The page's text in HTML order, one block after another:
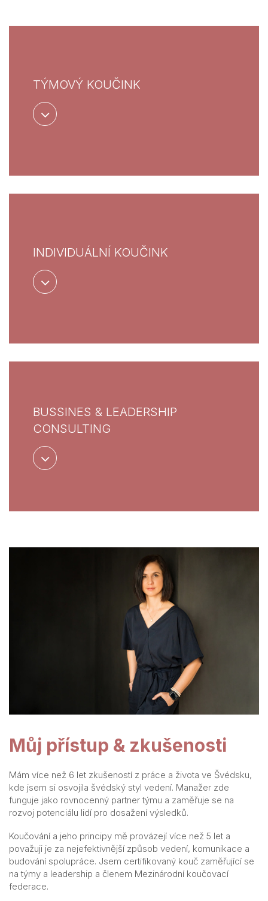
TÝMOVÝ KOUČINK
INDIVIDUÁLNÍ KOUČINK
BUSSINES & LEADERSHIP
CONSULTING
Můj přístup & zkušenosti
Mám více než 6 let zkušeností z práce a života ve Švédsku,
kde jsem si osvojila švédský styl vedení. Manažer zde
funguje jako rovnocenný partner týmu a zaměřuje se na
rozvoj potenciálu lidí pro dosažení výsledků.
Koučování a jeho principy mě provázejí více než 5 let a
považuji je za nejefektivnější způsob vedení, komunikace a
budování spolupráce. Jsem certifikovaný kouč zaměřující se
na týmy a leadership a členem Mezinárodní koučovací
federace.